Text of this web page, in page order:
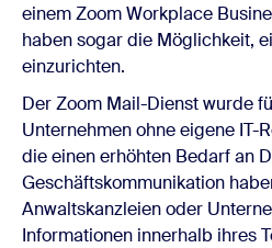
einem Zoom Workplace
haben sogar die Möglichkeit,
einzurichten.
Der Zoom Mail-Dienst wurde
Unternehmen ohne eigene IT-
die einen erhöhten Bedarf an
Geschäftskommunikation
Anwaltskanzleien oder
Informationen innerhalb ihres